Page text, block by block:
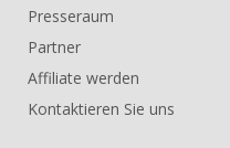
Presseraum
Partner
Affiliate werden
Kontaktieren Sie uns